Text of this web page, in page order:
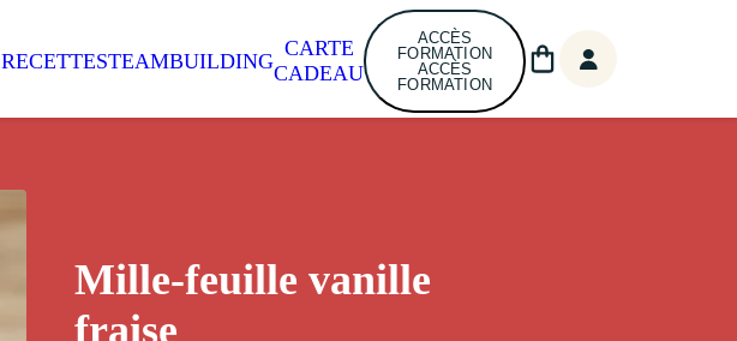
RECETTESTEAMBUILDING
CARTE
CADEAU
ACCÈS
FORMATION
ACCÈS
FORMATION
Mille-feuille vanille
fraise